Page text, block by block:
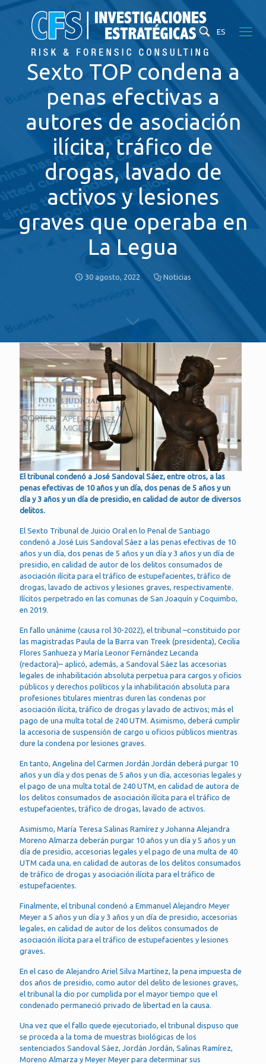
ES
Sexto TOP condena a
penas efectivas a
autores de asociación
ilícita, tráfico de
drogas, lavado de
activos y lesiones
graves que operaba en
La Legua
30 agosto, 2022 Noticias
El tribunal condenó a José Sandoval Sáez, entre otros, a las
penas efectivas de 10 años y un día, dos penas de 5 años y un
día y 3 años y un día de presidio, en calidad de autor de diversos
delitos.
El Sexto Tribunal de Juicio Oral en lo Penal de Santiago
condenó a José Luis Sandoval Sáez a las penas efectivas de 10
años y un día, dos penas de 5 años y un día y 3 años y un día de
presidio, en calidad de autor de los delitos consumados de
asociación ilícita para el tráfico de estupefacientes, tráfico de
drogas, lavado de activos y lesiones graves, respectivamente.
Ilícitos perpetrado en las comunas de San Joaquín y Coquimbo,
en 2019.
En fallo unánime (causa rol 30-2022), el tribunal –constituido por
las magistradas Paula de la Barra van Treek (presidenta), Cecilia
Flores Sanhueza y María Leonor Fernández Lecanda
(redactora)– aplicó, además, a Sandoval Sáez las accesorias
legales de inhabilitación absoluta perpetua para cargos y oficios
públicos y derechos políticos y la inhabilitación absoluta para
profesiones titulares mientras duren las condenas por
asociación ilícita, tráfico de drogas y lavado de activos; más el
pago de una multa total de 240 UTM. Asimismo, deberá cumplir
la accesoria de suspensión de cargo u oficios públicos mientras
dure la condena por lesiones graves.
En tanto, Angelina del Carmen Jordán Jordán deberá purgar 10
años y un día y dos penas de 5 años y un día, accesorias legales y
el pago de una multa total de 240 UTM, en calidad de autora de
los delitos consumados de asociación ilícita para el tráfico de
estupefacientes, tráfico de drogas, lavado de activos.
Asimismo, María Teresa Salinas Ramírez y Johanna Alejandra
Moreno Almarza deberán purgar 10 años y un día y 5 años y un
día de presidio, accesorias legales y el pago de una multa de 40
UTM cada una, en calidad de autoras de los delitos consumados
de tráfico de drogas y asociación ilícita para el tráfico de
estupefacientes.
Finalmente, el tribunal condenó a Emmanuel Alejandro Meyer
Meyer a 5 años y un día y 3 años y un día de presidio, accesorias
legales, en calidad de autor de los delitos consumados de
asociación ilícita para el tráfico de estupefacientes y lesiones
graves.
En el caso de Alejandro Ariel Silva Martínez, la pena impuesta de
dos años de presidio, como autor del delito de lesiones graves,
el tribunal la dio por cumplida por el mayor tiempo que el
condenado permaneció privado de libertad en la causa.
Una vez que el fallo quede ejecutoriado, el tribunal dispuso que
se proceda a la toma de muestras biológicas de los
sentenciados Sandoval Sáez, Jordán Jordán, Salinas Ramírez,
Moreno Almarza y Meyer Meyer para determinar sus